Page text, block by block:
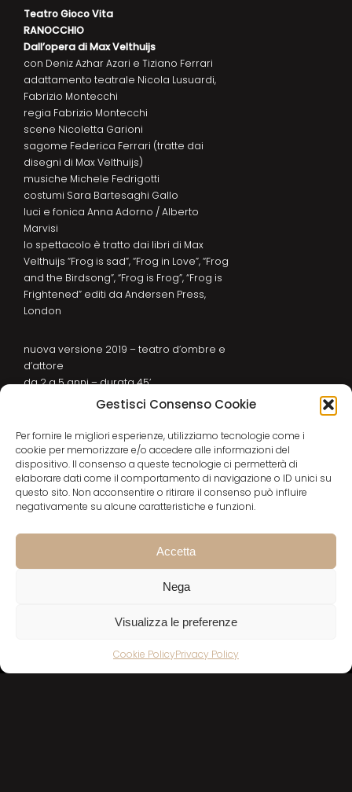
Gestisci Consenso Cookie
Per fornire le migliori esperienze, utilizziamo tecnologie come i
cookie per memorizzare e/o accedere alle informazioni del
dispositivo. Il consenso a queste tecnologie ci permetterà di
elaborare dati come il comportamento di navigazione o ID unici su
questo sito. Non acconsentire o ritirare il consenso può influire
negativamente su alcune caratteristiche e funzioni.
Accetta
Nega
Visualizza le preferenze
Cookie PolicyPrivacy Policy
Teatro Gioco Vita
RANOCCHIO
Dall’opera di Max Velthuijs
con Deniz Azhar Azari e Tiziano Ferrari
adattamento teatrale Nicola Lusuardi,
Fabrizio Montecchi
regia Fabrizio Montecchi
scene Nicoletta Garioni
sagome Federica Ferrari (tratte dai
disegni di Max Velthuijs)
musiche Michele Fedrigotti
costumi Sara Bartesaghi Gallo
luci e fonica Anna Adorno / Alberto
Marvisi
lo spettacolo è tratto dai libri di Max
Velthuijs “Frog is sad”, “Frog in Love”, “Frog
and the Birdsong”, “Frog is Frog”, “Frog is
Frightened” editi da Andersen Press,
London
nuova versione 2019 – teatro d’ombre e
d’attore
da 2 a 5 anni – durata 45’
DID YOU LIKE THIS? SHARE IT!